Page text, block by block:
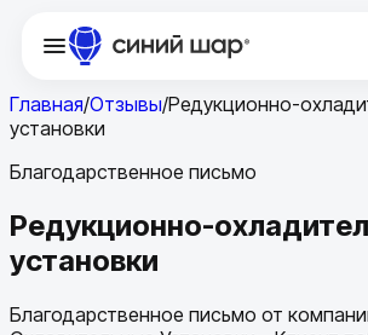
Главная/Отзывы/Редукционно-
установки
Благодарственное письмо
Редукционно-
установки
Благодарственное письмо от